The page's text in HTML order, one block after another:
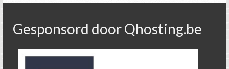
Gesponsord door Qhosting.be